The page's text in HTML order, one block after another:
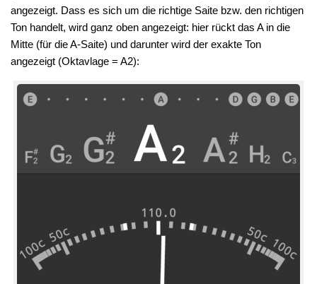
angezeigt. Dass es sich um die richtige Saite bzw. den richtigen
Ton handelt, wird ganz oben angezeigt: hier rückt das A in die
Mitte (für die A-Saite) und darunter wird der exakte Ton
angezeigt (Oktavlage = A2):